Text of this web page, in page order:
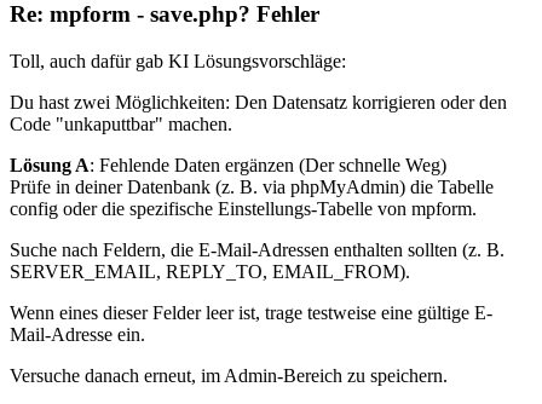
Re: mpform - save.php? Fehler
Toll, auch dafür gab KI Lösungsvorschläge:
Du hast zwei Möglichkeiten: Den Datensatz korrigieren oder den
Code "unkaputtbar" machen.
Lösung A: Fehlende Daten ergänzen (Der schnelle Weg)
Prüfe in deiner Datenbank (z. B. via phpMyAdmin) die Tabelle
config oder die spezifische Einstellungs-Tabelle von mpform.
Suche nach Feldern, die E-Mail-Adressen enthalten sollten (z. B.
SERVER_EMAIL, REPLY_TO, EMAIL_FROM).
Wenn eines dieser Felder leer ist, trage testweise eine gültige E-
Mail-Adresse ein.
Versuche danach erneut, im Admin-Bereich zu speichern.